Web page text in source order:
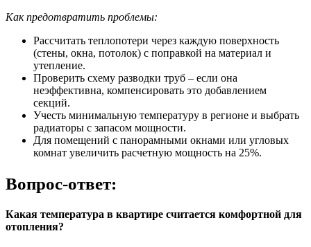
Как предотвратить проблемы:
Рассчитать теплопотери через каждую поверхность
(стены, окна, потолок) с поправкой на материал и
утепление.
Проверить схему разводки труб – если она
неэффективна, компенсировать это добавлением
секций.
Учесть минимальную температуру в регионе и выбрать
радиаторы с запасом мощности.
Для помещений с панорамными окнами или угловых
комнат увеличить расчетную мощность на 25%.
Вопрос-ответ:
Какая температура в квартире считается комфортной для
отопления?